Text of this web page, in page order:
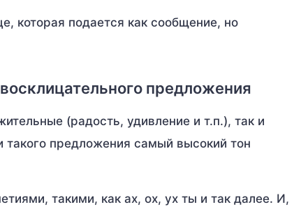
которая подается как сообщение, но
предложения
(радость, удивление и т.п.), так и
такого предложения самый высокий тон
такими, как ах, ох, ух ты и так далее. И,